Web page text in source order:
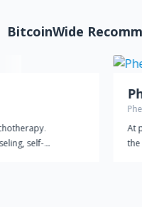
BitcoinWide
self-
At